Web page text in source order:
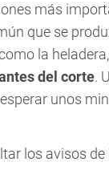
más
que se
la
del corte.
unos
los avisos de